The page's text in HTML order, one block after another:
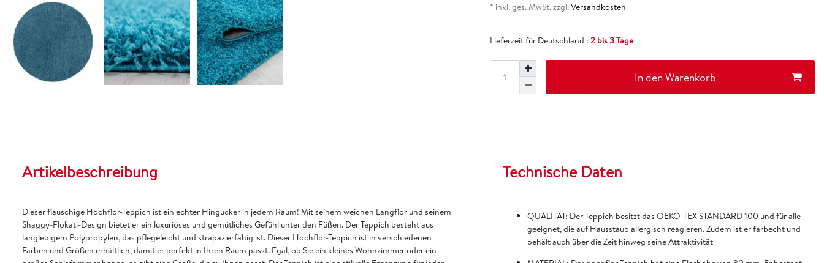
* inkl. ges. MwSt. zzgl.Versandkosten
Lieferzeit für Deutschland : 2 bis 3 Tage
In den Warenkorb
Artikelbeschreibung
Dieser flauschige Hochflor-Teppich ist ein echter Hingucker in jedem Raum! Mit seinem weichen Langflor und seinem
Shaggy-Flokati-Design bietet er ein luxuriöses und gemütliches Gefühl unter den Füßen. Der Teppich besteht aus
langlebigem Polypropylen, das pflegeleicht und strapazierfähig ist. Dieser Hochflor-Teppich ist in verschiedenen
Farben und Größen erhältlich, damit er perfekt in Ihren Raum passt. Egal, ob Sie ein kleines Wohnzimmer oder ein
Technische Daten
QUALITÄT: Der Teppich besitzt das OEKO-TEX STANDARD 100 und für alle
geeignet, die auf Hausstaub allergisch reagieren. Zudem ist er farbecht und
behält auch über die Zeit hinweg seine Attraktivität